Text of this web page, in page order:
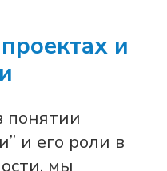
и
понятии
и его роли в
мы